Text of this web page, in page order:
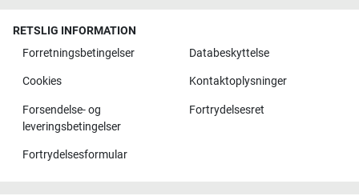
RETSLIG INFORMATION
Forretningsbetingelser
Databeskyttelse
Cookies Kontaktoplysninger
Forsendelse- og
leveringsbetingelser
Fortrydelsesret
Fortrydelsesformular